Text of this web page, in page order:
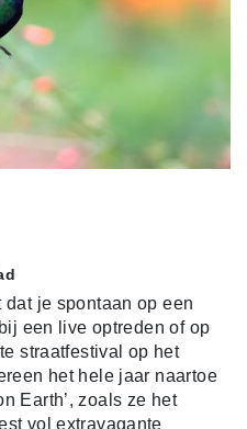
je spontaan op een
een live optreden of op
straatfestival op het
het hele jaar naartoe
Earth’, zoals ze het
vol extravagante